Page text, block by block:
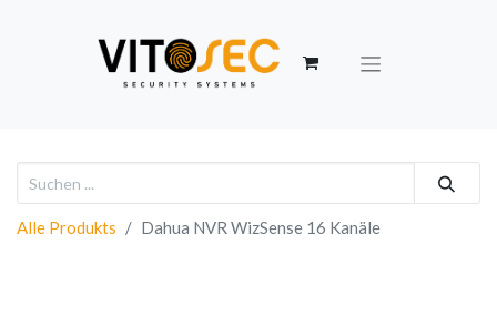
Alle Produkts Dahua NVR WizSense 16 Kanäle